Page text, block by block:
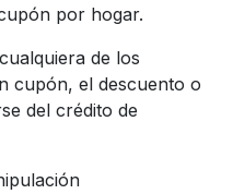
por hogar.
de los
cupón, el descuento o
del crédito de